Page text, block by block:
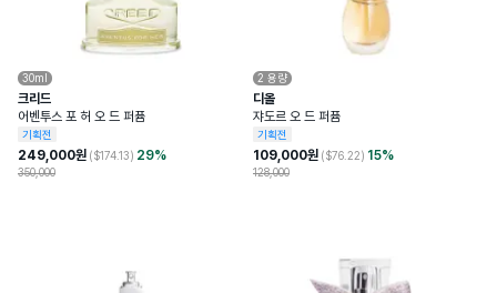
30ml
크리드
어벤투스 포 허 오 드 퍼퓸
기획전
249,000원 ($174.13) 29%
350,000
2 용량
디올
쟈도르 오 드 퍼퓸
기획전
109,000원 ($76.22) 15%
128,000